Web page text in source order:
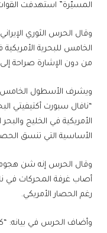
المسيّرة” استهدفت
وقال الحرس الثوري
الخامس للبحرية
من دون الإشارة صراحة إلى
ويشرف الأسطول
“نافال سبورت أكتيفيتي
الأمريكية في الخليج
الأساسية التي تنسق
وقال الحرس إنه شن هجومه
أصاب غرفة المحركات في
رغم الحصار الأمريكي.
وأضاف الحرس في بيانه: